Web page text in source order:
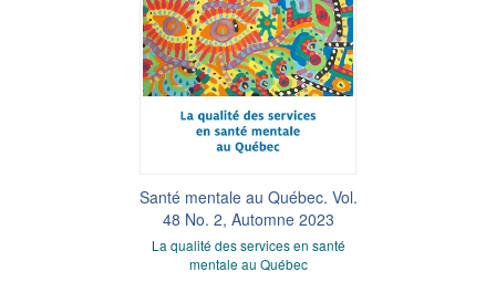
Santé mentale au Québec. Vol.
48 No. 2, Automne 2023
La qualité des services en santé
mentale au Québec